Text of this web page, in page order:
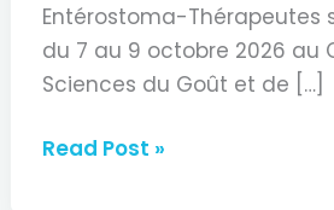
Entérostoma-Thérapeutes
du 7 au 9 octobre 2026 au
Sciences du Goût et de […]
45èmes
Read Post »